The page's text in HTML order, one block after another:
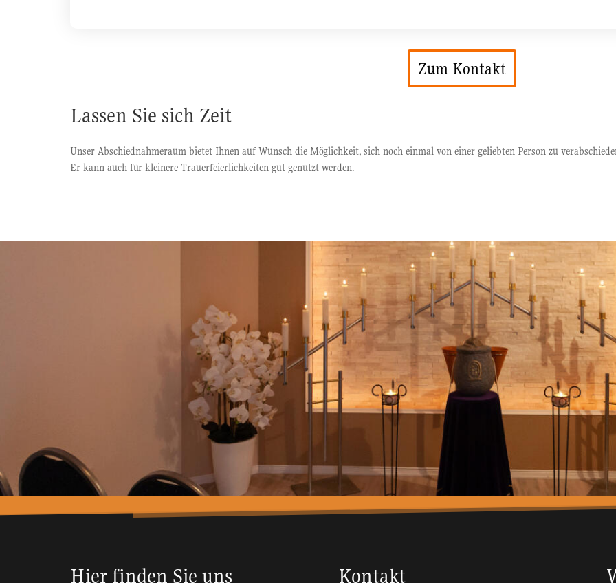
Zum Kontakt
Lassen Sie sich Zeit
Unser Abschiednahmeraum bietet Ihnen auf Wunsch die Möglichkeit, sich noch einmal von einer geliebten Person zu
Er kann auch für kleinere Trauerfeierlichkeiten gut genutzt werden.
Hier finden Sie uns Kontakt